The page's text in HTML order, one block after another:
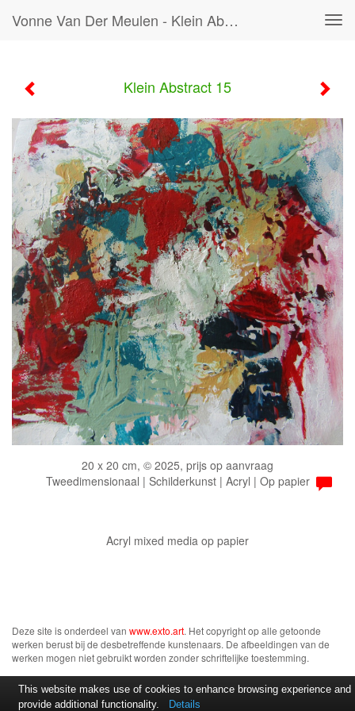
Vonne Van Der Meulen - Klein Abstract 15
Klein Abstract 15
20 x 20 cm, © 2025, prijs op aanvraag
Tweedimensionaal | Schilderkunst | Acryl | Op papier
Acryl mixed media op papier
Deze site is onderdeel van www.exto.art. Het copyright op alle getoonde
werken berust bij de desbetreffende kunstenaars. De afbeeldingen van de
werken mogen niet gebruikt worden zonder schriftelijke toestemming.
This website makes use of cookies to enhance browsing experience and
provide additional functionality.
Details